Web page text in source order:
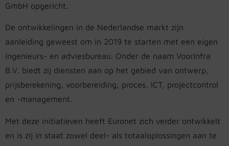
GmbH opgericht.
De ontwikkelingen in de Nederlandse markt zijn
aanleiding geweest om in 2019 te starten met een eigen
ingenieurs- en adviesbureau. Onder de naam VoorInfra
B.V. biedt zij diensten aan op het gebied van ontwerp,
prijsberekening, voorbereiding, proces, ICT, projectcontrol
en -management.
Met deze initiatieven heeft Euronet zich verder ontwikkelt
en is zij in staat zowel deel- als totaaloplossingen aan te